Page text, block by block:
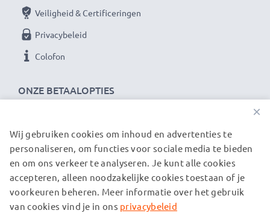
ONZE BETAALOPTIES
Veiligheid & Certificeringen
Privacybeleid
Colofon
ONZE VERZENDPARTNERS
© subtel.nl 2026
Alle prijzen zijn inclusief btw en exclusief verzendkosten.
Houd er rekening mee dat alle genoemde handelsmerken de
×
Wij gebruiken cookies om inhoud en advertenties te
personaliseren, om functies voor sociale media te bieden
en om ons verkeer te analyseren. Je kunt alle cookies
accepteren, alleen noodzakelijke cookies toestaan of je
voorkeuren beheren. Meer informatie over het gebruik
van cookies vind je in ons privacybeleid